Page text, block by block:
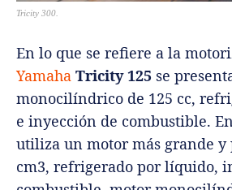
Tricity 300.
En lo que se refiere a la
Yamaha Tricity 125 se
monocilíndrico de 125 cc,
e inyección de combustible.
utiliza un motor más grande y
cm3, refrigerado por líquido,